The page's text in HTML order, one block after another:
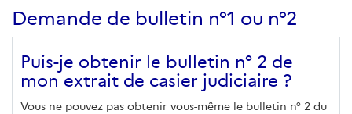
Demande de bulletin n°1 ou n°2
Puis-je obtenir le bulletin n° 2 de
mon extrait de casier judiciaire ?
Vous ne pouvez pas obtenir vous-même le bulletin n° 2 du